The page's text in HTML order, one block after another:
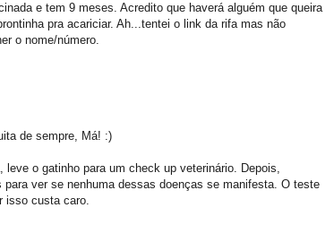
e tem 9 meses. Acredito que haverá alguém que queira
pra acariciar. Ah...tentei o link da rifa mas não
o nome/número.
de sempre, Má! :)
leve o gatinho para um check up veterinário. Depois,
para ver se nenhuma dessas doenças se manifesta. O teste
isso custa caro.